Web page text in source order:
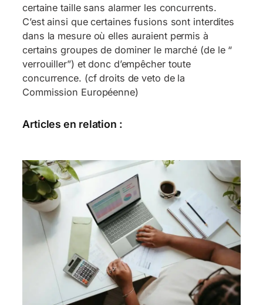
certaine taille sans alarmer les concurrents.
C’est ainsi que certaines fusions sont interdites
dans la mesure où elles auraient permis à
certains groupes de dominer le marché (de le “
verrouiller”) et donc d’empêcher toute
concurrence. (cf droits de veto de la
Commission Européenne)
Articles en relation :